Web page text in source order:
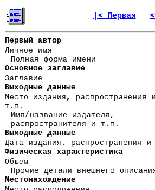
|< Первая
Первый автор
Личное имя
Полная форма имени
Основное заглавие
Заглавие
Выходные данные
Место издания, распространения и
т.п.
Имя/название издателя,
распространителя и т.п.
Выходные данные
Дата издания, распространения
Физическая характеристика
Объем
Прочие детали внешнего
Местонахождение